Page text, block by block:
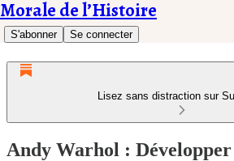
Morale de l’Histoire
S'abonner Se connecter
Lisez sans distraction sur
Andy Warhol :